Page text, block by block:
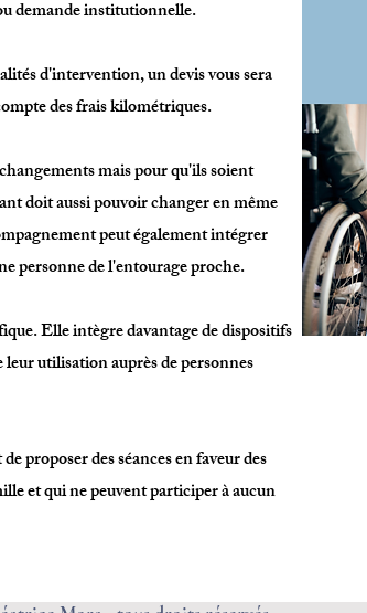
demande institutionnelle.
d'intervention, un devis vous sera
des frais kilométriques.
mais pour qu'ils soient
doit aussi pouvoir changer en même
peut également intégrer
personne de l'entourage proche.
Elle intègre davantage de dispositifs
utilisation auprès de personnes
proposer des séances en faveur des
et qui ne peuvent participer à aucun